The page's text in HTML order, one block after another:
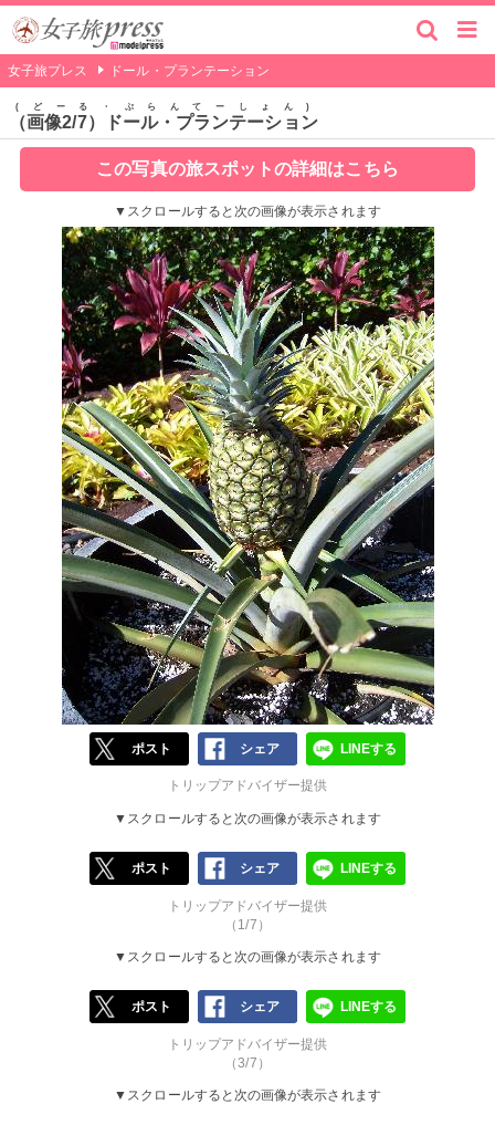
女子旅プレス ドール・プランテーション
（画像2/7）ドール・プランテーション
どーる・ぷらんてーしょん
この写真の旅スポットの詳細はこちら
▼スクロールすると次の画像が表示されます
ポスト シェア LINEする
トリップアドバイザー提供
▼スクロールすると次の画像が表示されます
ポスト シェア LINEする
トリップアドバイザー提供
（1/7）
▼スクロールすると次の画像が表示されます
ポスト シェア LINEする
トリップアドバイザー提供
（3/7）
▼スクロールすると次の画像が表示されます